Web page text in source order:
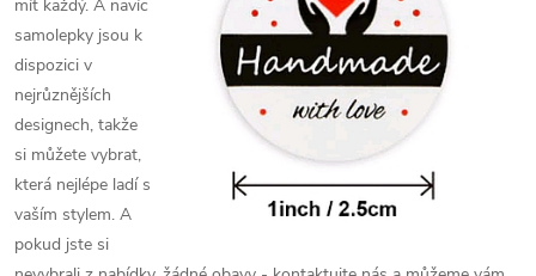
mít každý. A navíc
samolepky jsou k
dispozici v
nejrůznějších
designech, takže
si můžete vybrat,
která nejlépe ladí s
vaším stylem. A
pokud jste si